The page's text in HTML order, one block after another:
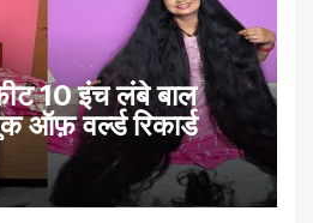
10 इंच लंबे बाल
ऑफ़ वर्ल्ड रिकार्ड